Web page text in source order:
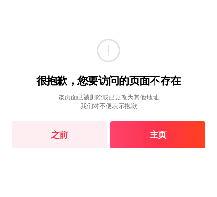
很抱歉，您要访问的页面不存在
该页面已被删除或已更改为其他地址
我们对不便表示抱歉
之前 主页